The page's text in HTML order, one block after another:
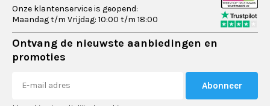
Onze klantenservice is geopend:
Maandag t/m Vrijdag: 10:00 t/m 18:00
Ontvang de nieuwste aanbiedingen en
promoties
Abonneer